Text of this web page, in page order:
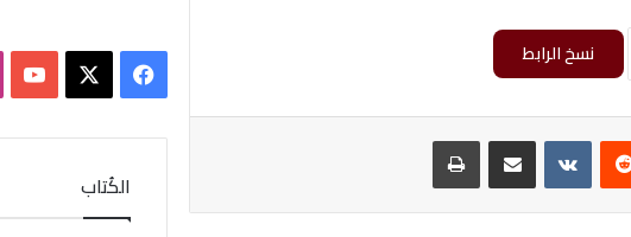
نسخ الرابط
س
ب
u
الكُتاب